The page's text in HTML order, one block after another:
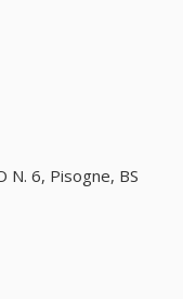
N. 6, Pisogne, BS